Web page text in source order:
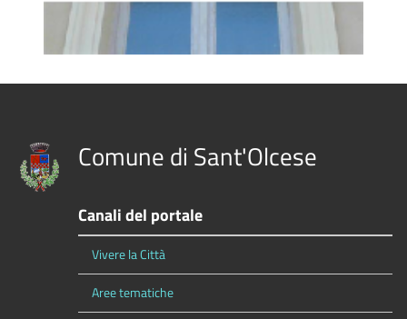
Comune di Sant'Olcese
Canali del portale
Vivere la Città
Aree tematiche